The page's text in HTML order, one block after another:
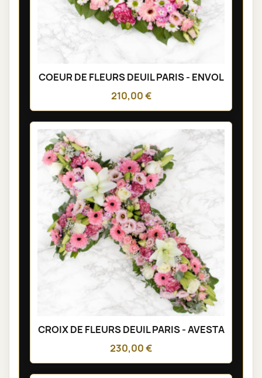
COEUR DE FLEURS DEUIL PARIS - ENVOL
210,00 €
CROIX DE FLEURS DEUIL PARIS - AVESTA
230,00 €